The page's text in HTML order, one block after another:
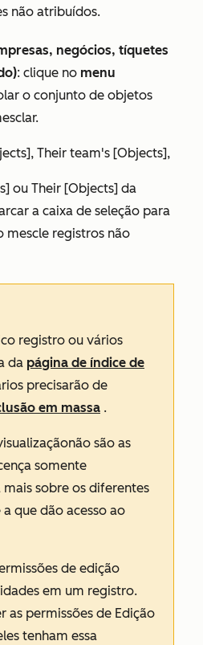
não atribuídos.
negócios, tíquetes
: clique no menu
o conjunto de objetos
, Their team's [Objects],
ou Their [Objects] da
a caixa de seleção para
mescle registros não
registro ou vários
da página de índice de
precisarão de
em massa .
não são as
somente
mais sobre os diferentes
a que dão acesso ao
de edição
em um registro.
as permissões de Edição
tenham essa